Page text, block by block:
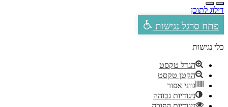
לתוכן
פתח סרגל נגישות
נגישות
הגדל טקסט
הקטן טקסט
גווני אפור
ניגודיות גבוהה